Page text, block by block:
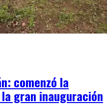
comenzó la
gran inauguración